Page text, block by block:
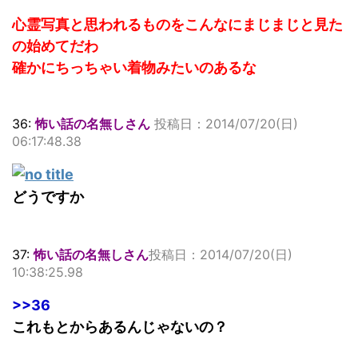
心霊写真と思われるものをこんなにまじまじと見た
の始めてだわ
確かにちっちゃい着物みたいのあるな
36:怖い話の名無しさん 投稿日：2014/07/20(日)
06:17:48.38
どうですか
37:怖い話の名無しさん投稿日：2014/07/20(日)
10:38:25.98
>>36
これもとからあるんじゃないの？